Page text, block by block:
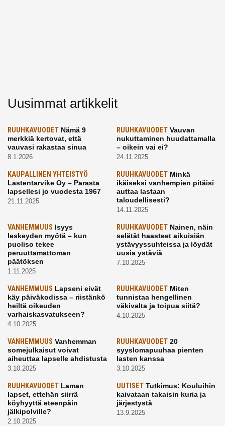
Uusimmat artikkelit
RUUHKAVUODET Nämä 9
merkkiä kertovat, että
vauvasi rakastaa sinua
8.1.2026
RUUHKAVUODETVauvan
nukuttaminen huudattamalla
– oikein vai ei?
24.11.2025
KAUPALLINEN YHTEISTYÖ
Lastentarvike Oy – Parasta
lapsellesi jo vuodesta 1967
21.11.2025
RUUHKAVUODETMinkä
ikäiseksi vanhempien pitäisi
auttaa lastaan
taloudellisesti?
14.11.2025
VANHEMMUUS Isyys
leskeyden myötä – kun
puoliso tekee
peruuttamattoman
päätöksen
1.11.2025
RUUHKAVUODETNainen, näin
selätät haasteet aikuisiän
ystävyyssuhteissa ja löydät
uusia ystäviä
7.10.2025
VANHEMMUUS Lapseni eivät
käy päiväkodissa – riistänkö
heiltä oikeuden
varhaiskasvatukseen?
4.10.2025
RUUHKAVUODETMiten
tunnistaa hengellinen
väkivalta ja toipua siitä?
4.10.2025
VANHEMMUUS Vanhemman
somejulkaisut voivat
aiheuttaa lapselle ahdistusta
3.10.2025
RUUHKAVUODET20
syyslomapuuhaa pienten
lasten kanssa
3.10.2025
RUUHKAVUODET Laman
lapset, ettehän siirrä
köyhyyttä eteenpäin
jälkipolville?
2.10.2025
UUTISETTutkimus: Kouluihin
kaivataan takaisin kuria ja
järjestystä
13.9.2025